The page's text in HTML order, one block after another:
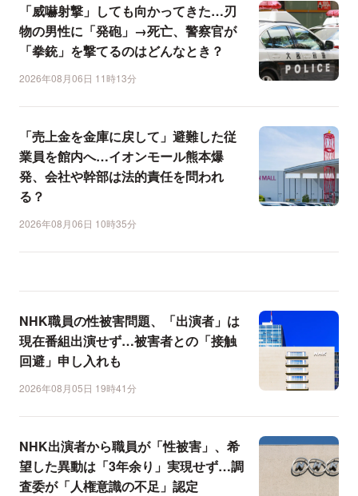
「威嚇射撃」しても向かってきた…刃
物の男性に「発砲」→死亡、警察官が
「拳銃」を撃てるのはどんなとき？
2026年08月06日 11時13分
「売上金を金庫に戻して」避難した従
業員を館内へ…イオンモール熊本爆
発、会社や幹部は法的責任を問われ
る？
2026年08月06日 10時35分
NHK職員の性被害問題、「出演者」は
現在番組出演せず…被害者との「接触
回避」申し入れも
2026年08月05日 19時41分
NHK出演者から職員が「性被害」、希
望した異動は「3年余り」実現せず…調
査委が「人権意識の不足」認定